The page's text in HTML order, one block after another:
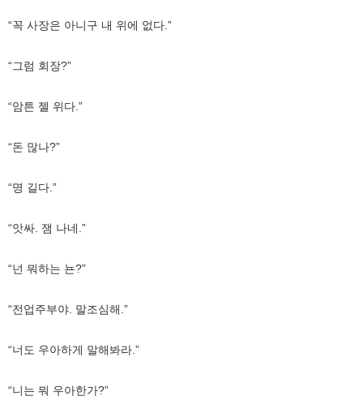
“꼭 사장은 아니구 내 위에 없다.”
“그럼 회장?”
“암튼 젤 위다.”
“돈 많나?”
“명 길다.”
“앗싸. 잼 나네.”
“넌 뭐하는 뇬?”
“전업주부야. 말조심해.”
“너도 우아하게 말해봐라.”
“니는 뭐 우아한가?”